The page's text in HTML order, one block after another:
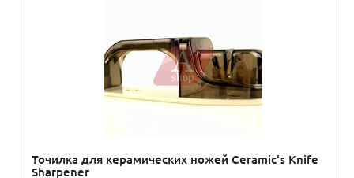
Точилка для керамических ножей Ceramic's Knife
Sharpener